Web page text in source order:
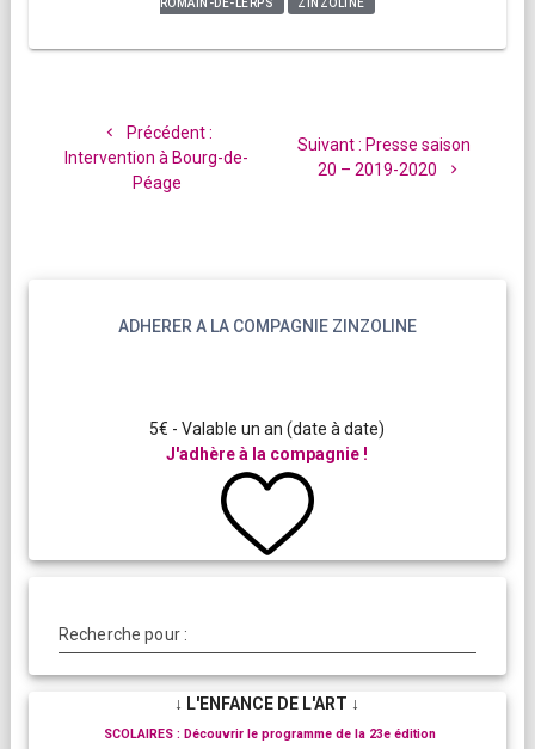
ROMAIN-DE-LERPS
ZINZOLINE
l’article
Précédent :Article
précédent
Intervention à Bourg-de-
Péage
Suivant : Article
suivant
Presse saison
20 – 2019-2020
ADHERER A LA COMPAGNIE ZINZOLINE
5€ - Valable un an (date à date)
J'adhère à la compagnie !
Recherche pour :
↓ L'ENFANCE DE L'ART ↓
SCOLAIRES : Découvrir le programme de la 23e édition